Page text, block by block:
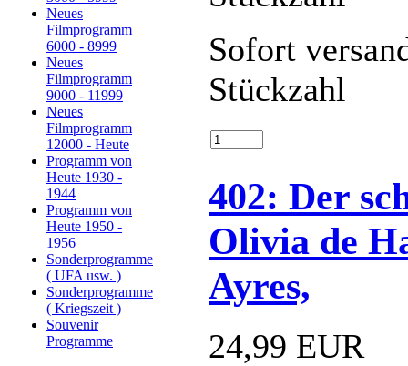
Neues
Filmprogramm
6000 - 8999
Neues
Filmprogramm
9000 - 11999
Neues
Filmprogramm
12000 - Heute
Programm von
Heute 1930 -
1944
Programm von
Heute 1950 -
1956
Sonderprogramme
( UFA usw. )
Sonderprogramme
( Kriegszeit )
Souvenir
Programme
Sofort
Stückzahl
402: Der
Olivia de
Ayres,
24,99 EUR